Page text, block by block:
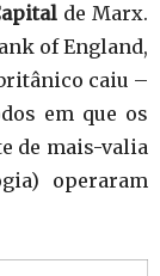
de Marx.
of England,
caiu –
em que os
de mais-valia
operaram